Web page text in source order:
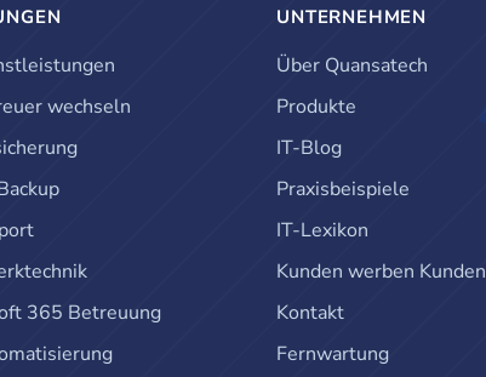
wechseln
365 Betreuung
UNTERNEHMEN
Über Quansatech
Produkte
IT-Blog
Praxisbeispiele
IT-Lexikon
Kunden werben Kunden
Kontakt
Fernwartung